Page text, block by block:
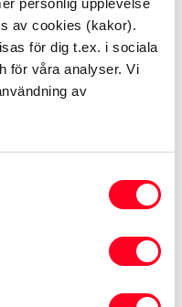
av cookies (kakor).
för dig t.ex. i sociala
för våra analyser. Vi
av
4-årsperiod. Gå